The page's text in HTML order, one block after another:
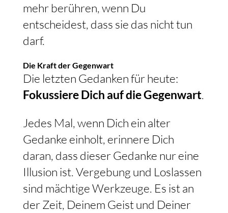
mehr berühren, wenn Du
entscheidest, dass sie das nicht tun
darf.
Die Kraft der Gegenwart
Die letzten Gedanken für heute:
Fokussiere Dich auf die Gegenwart.
Jedes Mal, wenn Dich ein alter
Gedanke einholt, erinnere Dich
daran, dass dieser Gedanke nur eine
Illusion ist. Vergebung und Loslassen
sind mächtige Werkzeuge. Es ist an
der Zeit, Deinem Geist und Deiner